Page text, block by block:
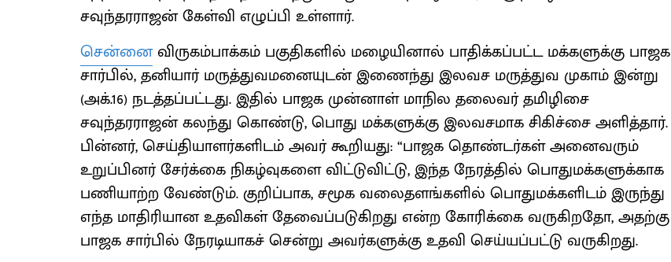
சவுந்தரராஜன் கேள்வி எழுப்பி உள்ளார்.
சென்னைவிருகம்பாக்கம் பகுதிகளில் மழையினால் பாதிக்கப்பட்ட மக்களுக்கு பாஜக
சார்பில், தனியார் மருத்துவமனையுடன் இணைந்து இலவச மருத்துவ முகாம் இன்று
(அக்.16) நடத்தப்பட்டது. இதில் பாஜக முன்னாள் மாநில தலைவர் தமிழிசை
சவுந்தரராஜன் கலந்து கொண்டு, பொது மக்களுக்கு இலவசமாக சிகிச்சை அளித்தார்.
பின்னர், செய்தியாளர்களிடம் அவர் கூறியது: “பாஜக தொண்டர்கள் அனைவரும்
உறுப்பினர் சேர்க்கை நிகழ்வுகளை விட்டுவிட்டு, இந்த நேரத்தில் பொதுமக்களுக்காக
பணியாற்ற வேண்டும். குறிப்பாக, சமூக வலைதளங்களில் பொதுமக்களிடம் இருந்து
எந்த மாதிரியான உதவிகள் தேவைப்படுகிறது என்ற கோரிக்கை வருகிறதோ, அதற்கு
பாஜக சார்பில் நேரடியாகச் சென்று அவர்களுக்கு உதவி செய்யப்பட்டு வருகிறது.